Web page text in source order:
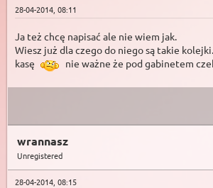
28-04-2014, 08:11
Ja też chcę napisać ale nie wiem jak.
Wiesz już dla czego do niego są takie
kasę
nie ważne że pod gabinetem
wrannasz
Unregistered
28-04-2014, 08:15